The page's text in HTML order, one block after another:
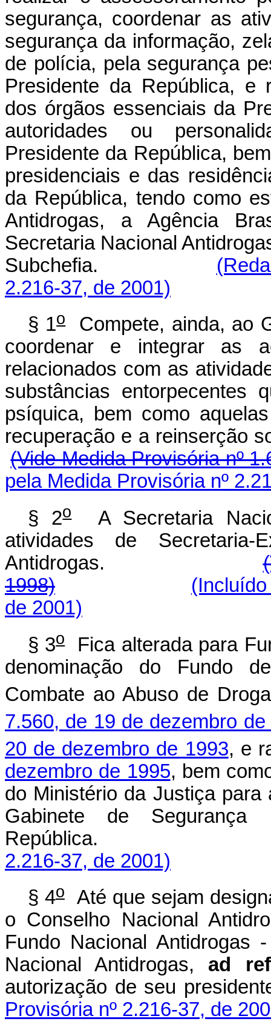
segurança, coordenar as
segurança da informação,
de polícia, pela segurança
Presidente da República, e
dos órgãos essenciais da
autoridades ou
Presidente da República,
presidenciais e das
da República, tendo como
Antidrogas, a Agência
Secretaria Nacional
Subchefia.
2.216-37, de 2001)
§ 1oCompete, ainda, ao
coordenar e integrar as
relacionados com as
substâncias entorpecentes
psíquica, bem como
recuperação e a
(Vide Medida Provisória nº
pela Medida Provisória nº
§ 2oA Secretaria
atividades de Secretaria-
Antidrogas.
1998)
de 2001)
§ 3oFica alterada para
denominação do Fundo
Combate ao Abuso de
7.560, de 19 de dezembro de
20 de dezembro de 1993, e
dezembro de 1995, bem
do Ministério da Justiça
Gabinete de Segurança
2.216-37, de 2001)
§ 4oAté que sejam
o Conselho Nacional
Fundo Nacional Antidrogas
Nacional Antidrogas, ad
autorização de seu
Provisória nº 2.216-37, de